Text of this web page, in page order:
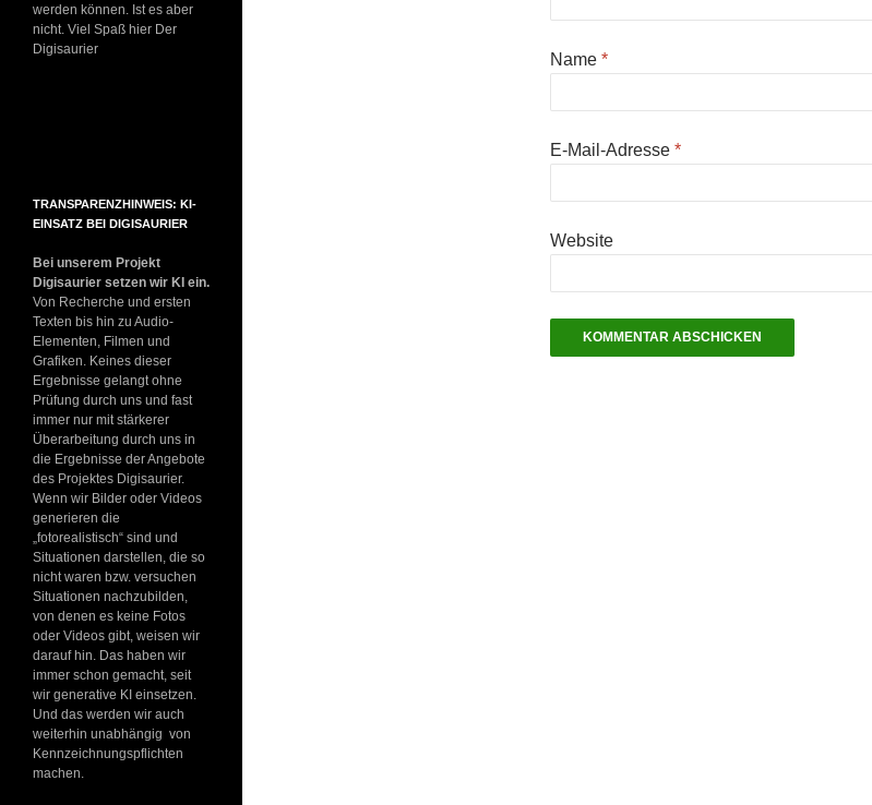
Name *
E-Mail-Adresse *
Website
werden können. Ist es aber
nicht. Viel Spaß hier Der
Digisaurier
TRANSPARENZHINWEIS: KI-
EINSATZ BEI DIGISAURIER
Bei unserem Projekt
Digisaurier setzen wir KI ein.
Von Recherche und ersten
Texten bis hin zu Audio-
Elementen, Filmen und
Grafiken. Keines dieser
Ergebnisse gelangt ohne
Prüfung durch uns und fast
immer nur mit stärkerer
Überarbeitung durch uns in
die Ergebnisse der Angebote
des Projektes Digisaurier.
Wenn wir Bilder oder Videos
generieren die
„fotorealistisch“ sind und
Situationen darstellen, die so
nicht waren bzw. versuchen
Situationen nachzubilden,
von denen es keine Fotos
oder Videos gibt, weisen wir
darauf hin. Das haben wir
immer schon gemacht, seit
wir generative KI einsetzen.
Und das werden wir auch
weiterhin unabhängig von
Kennzeichnungspflichten
machen.